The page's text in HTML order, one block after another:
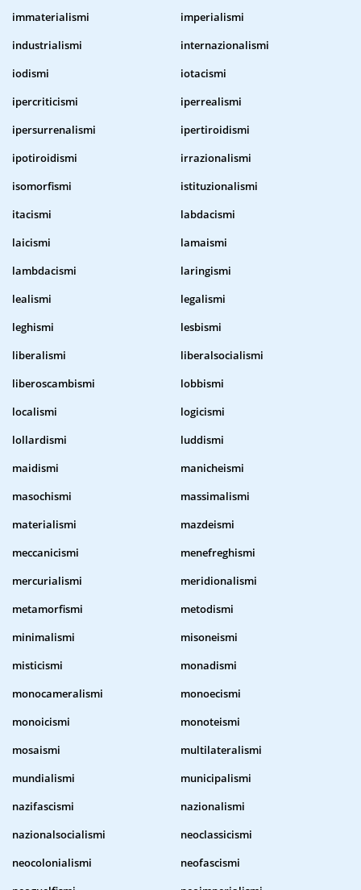
immaterialismi
imperialismi
industrialismi
internazionalismi
iodismi
iotacismi
ipercriticismi
iperrealismi
ipersurrenalismi
ipertiroidismi
ipotiroidismi
irrazionalismi
isomorfismi
istituzionalismi
itacismi
labdacismi
laicismi
lamaismi
lambdacismi
laringismi
lealismi
legalismi
leghismi
lesbismi
liberalismi
liberalsocialismi
liberoscambismi
lobbismi
localismi
logicismi
lollardismi
luddismi
maidismi
manicheismi
masochismi
massimalismi
materialismi
mazdeismi
meccanicismi
menefreghismi
mercurialismi
meridionalismi
metamorfismi
metodismi
minimalismi
misoneismi
misticismi
monadismi
monocameralismi
monoecismi
monoicismi
monoteismi
mosaismi
multilateralismi
mundialismi
municipalismi
nazifascismi
nazionalismi
nazionalsocialismi
neoclassicismi
neocolonialismi
neofascismi